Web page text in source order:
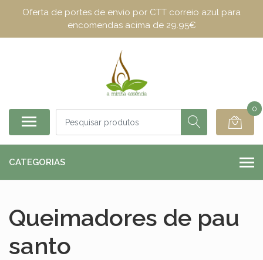
Oferta de portes de envio por CTT correio azul para
encomendas acima de 29.95€
0
CATEGORIAS
Queimadores de pau
santo